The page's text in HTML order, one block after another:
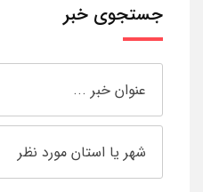
جستجوی خبر